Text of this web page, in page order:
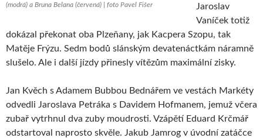
(modrá) a Bruna Belana (červená) | foto Pavel Fišer
Jaroslav
Vaníček totiž
dokázal překonat oba Plzeňany, jak Kacpera Szopu, tak
Matěje Frýzu. Sedm bodů slánským devatenáctkám náramně
slušelo. Ale i další jízdy přinesly vítězům maximální zisky.
Jan Kvěch s Adamem Bubbou Bednářem ve vestách Markéty
odvedli Jaroslava Petráka s Davidem Hofmanem, jemuž včera
zubař vytrhnul dva zuby moudrosti. Vzápětí Eduard Krčmář
odstartoval naprosto skvěle. Jakub Jamrog v úvodní zatáčce